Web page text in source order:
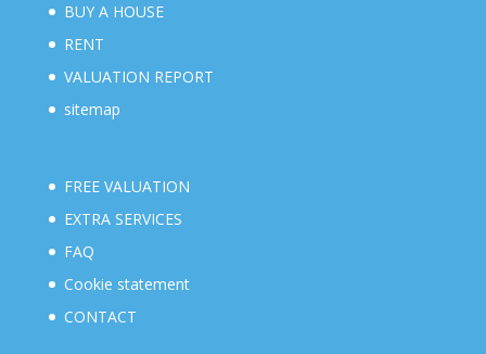
BUY A HOUSE
RENT
VALUATION REPORT
sitemap
FREE VALUATION
EXTRA SERVICES
FAQ
Cookie statement
CONTACT